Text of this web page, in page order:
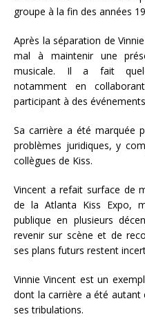
groupe à la fin des années
Après la séparation de
mal à maintenir une
musicale. Il a fait
notamment en
participant à des
Sa carrière a été marquée
problèmes juridiques, y
collègues de Kiss.
Vincent a refait surface de
de la Atlanta Kiss Expo,
publique en plusieurs
revenir sur scène et de
ses plans futurs restent
Vinnie Vincent est un
dont la carrière a été autant
ses tribulations.